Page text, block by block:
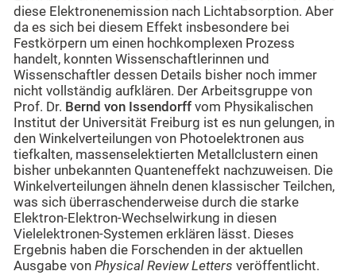
diese Elektronenemission nach Lichtabsorption. Aber
da es sich bei diesem Effekt insbesondere bei
Festkörpern um einen hochkomplexen Prozess
handelt, konnten Wissenschaftlerinnen und
Wissenschaftler dessen Details bisher noch immer
nicht vollständig aufklären. Der Arbeitsgruppe von
Prof. Dr. Bernd von Issendorff vom Physikalischen
Institut der Universität Freiburg ist es nun gelungen, in
den Winkelverteilungen von Photoelektronen aus
tiefkalten, massenselektierten Metallclustern einen
bisher unbekannten Quanteneffekt nachzuweisen. Die
Winkelverteilungen ähneln denen klassischer Teilchen,
was sich überraschenderweise durch die starke
Elektron-Elektron-Wechselwirkung in diesen
Vielelektronen-Systemen erklären lässt. Dieses
Ergebnis haben die Forschenden in der aktuellen
Ausgabe von Physical Review Letters veröffentlicht.